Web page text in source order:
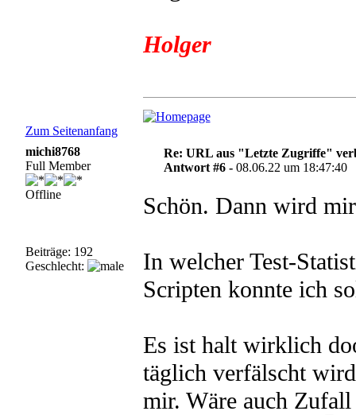
Holger
Zum Seitenanfang
michi8768
Full Member
Offline
Beiträge: 192
Geschlecht:
Re: URL aus "Letzte Zugriffe"
Antwort #6 -08.06.22 um 18:47:40
Schön. Dann wird
In welcher Test-
Scripten konnte ich
Es ist halt wirklich
täglich verfälscht
mir. Wäre auch